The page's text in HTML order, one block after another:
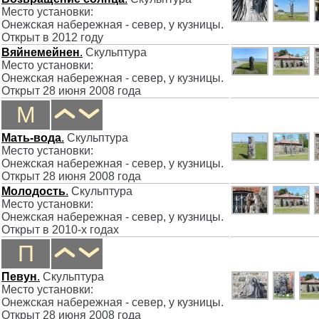
Место установки:
Онежская набережная - север, у кузницы.
Открыт в 2012 году
Вяйнемейнен. Скульптура
Место установки:
Онежская набережная - север, у кузницы.
Открыт 28 июня 2008 года
М
Мать-вода. Скульптура
Место установки:
Онежская набережная - север, у кузницы.
Открыт 28 июня 2008 года
Молодость. Скульптура
Место установки:
Онежская набережная - север, у кузницы.
Открыт в 2010-х годах
П
Певун. Скульптура
Место установки:
Онежская набережная - север, у кузницы.
Открыт 28 июня 2008 года